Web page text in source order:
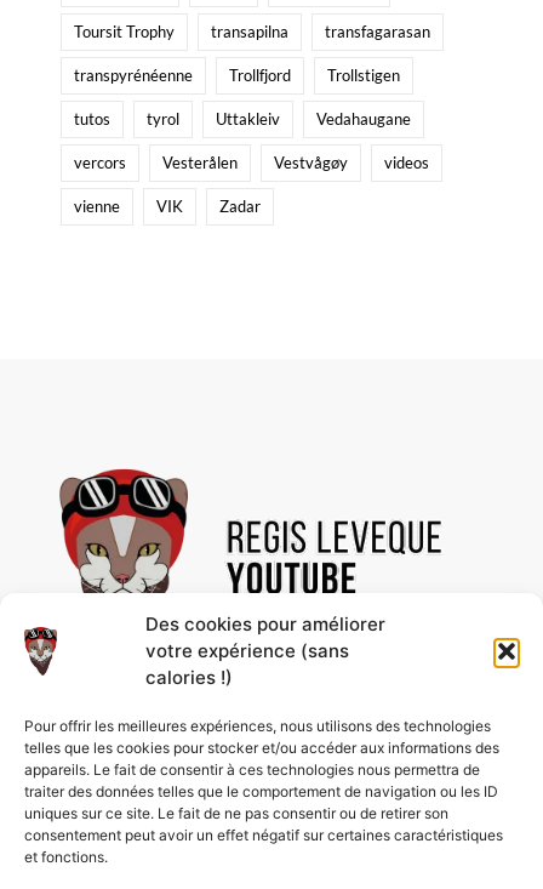
Des cookies pour améliorer
votre expérience (sans
calories !)
Pour offrir les meilleures expériences, nous utilisons des technologies
telles que les cookies pour stocker et/ou accéder aux informations des
appareils. Le fait de consentir à ces technologies nous permettra de
traiter des données telles que le comportement de navigation ou les ID
uniques sur ce site. Le fait de ne pas consentir ou de retirer son
consentement peut avoir un effet négatif sur certaines caractéristiques
et fonctions.
Toursit Trophy transapilna transfagarasan
transpyrénéenne Trollfjord Trollstigen
tutos tyrol Uttakleiv Vedahaugane
vercors Vesterålen Vestvågøy videos
vienne VIK Zadar
passionnants, rien que pour toi ! Abonne-toi à la
chaîne pour ne rien rater et profiter de nos
nouveautés en avant-première.